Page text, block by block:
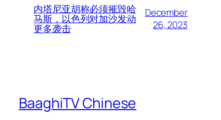
内塔尼亚胡称必须摧毁哈
马斯，以色列对加沙发动
更多袭击
December
26, 2023
BaaghiTV Chinese